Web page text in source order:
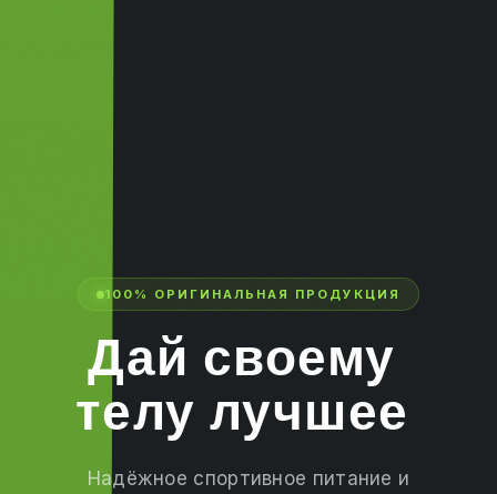
100% ОРИГИНАЛЬНАЯ ПРОДУКЦИЯ
Дай своему
телу лучшее
Надёжное спортивное питание и